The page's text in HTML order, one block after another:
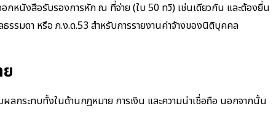
อกหนังสือรับรองการหัก ณ ที่จ่าย (ใบ 50 ทวิ) เช่นเดียวกัน และต้องยื่น
รรมดา หรือ ภ.ง.ด.53 สำหรับการรายงานค่าจ้างของนิติบุคคล
ลกระทบทั้งในด้านกฎหมาย การเงิน และความน่าเชื่อถือ นอกจากนั้น